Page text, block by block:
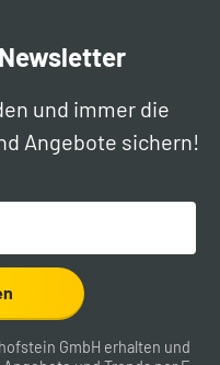
und immer die
Angebote sichern!
GmbH erhalten und